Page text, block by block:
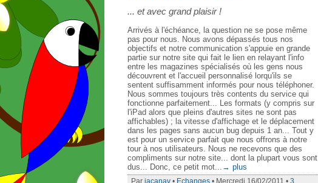
... et avec grand plaisir !
Arrivés à l'échéance, la question ne se pose même
pas pour nous. Nous avons dépassés tous nos
objectifs et notre communication s'appuie en grande
partie sur notre site qui fait le lien en relayant l'info
entre les magazines spécialisés où les gens nous
découvrent et l'accueil personnalisé lorqu'ils se
sentent suffisamment informés pour nous téléphoner.
Nous sommes toujours très contents du service qui
fonctionne parfaitement... Les formats (y compris sur
l'iPad alors que pleins d'autres sites ne sont pas
affichables) ; la vitesse d'affichage et le déplacement
dans les pages sans aucun bug depuis 1 an... Tout y
est pour un service parfait que nous offrons à notre
tour à nos utilisateurs. Nous ne recevons que des
compliments sur notre site... dont la plupart vous sont
dus... Donc, ce petit mot... → plus
Par jacanav • Echanges • Mercredi 16/02/2011 • 3